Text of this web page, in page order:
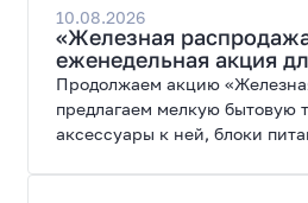
10.08.2026
«Железная
еженедельная акция
Продолжаем акцию
предлагаем мелкую бытовую
аксессуары к ней, блоки